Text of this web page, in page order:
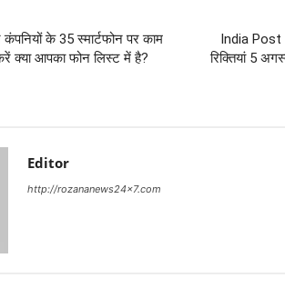
के 35 स्मार्टफोन पर काम
क्या आपका फोन लिस्ट में है?
India Post
रिक्तियां 5
Editor
http://rozananews24x7.com